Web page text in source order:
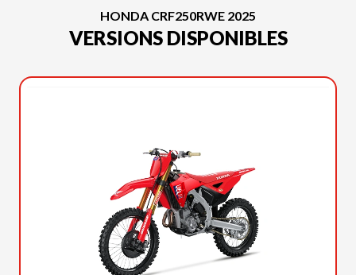
HONDA CRF250RWE 2025
VERSIONS DISPONIBLES